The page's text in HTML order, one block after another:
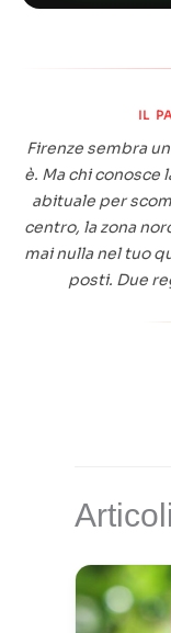
IL
Firenze sembra
è. Ma chi conosce
abituale per
centro, la zona
mai nulla nel tuo
posti. Due